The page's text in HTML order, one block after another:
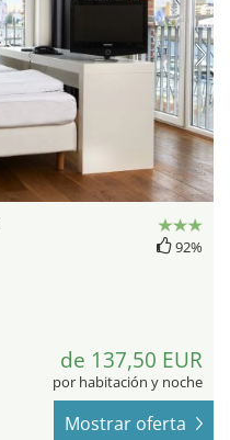
92%
de 137,50 EUR
por habitación y noche
Mostrar oferta